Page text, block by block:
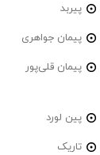
پیربد
پیمان جواهری
پیمان قلی‌پور
پین لورد
تاریک